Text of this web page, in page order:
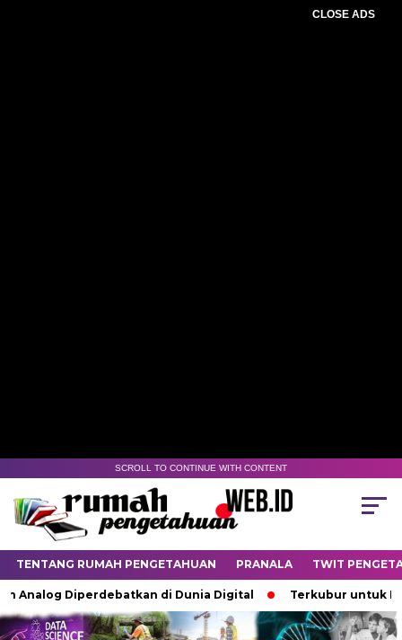
CLOSE ADS
SCROLL TO CONTINUE WITH CONTENT
TENTANG RUMAH PENGETAHUAN PRANALA TWIT
Diperdebatkan di Dunia Digital Terkubur untuk Hidup